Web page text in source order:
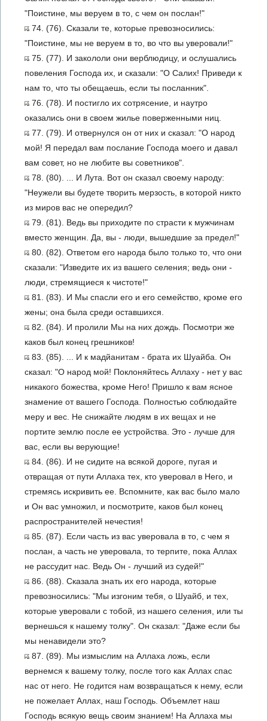
"Поистине, мы веруем в то, с чем он послан!"
74. (76). Сказали те, которые превозносились:
"Поистине, мы не веруем в то, во что вы уверовали!"
75. (77). И закололи они верблюдицу, и ослушались
повеления Господа их, и сказали: "О Салих! Приведи к
нам то, что ты обещаешь, если ты посланник".
76. (78). И постигло их сотрясение, и наутро
оказались они в своем жилье поверженными ниц.
77. (79). И отвернулся он от них и сказал: "О народ
мой! Я передал вам послание Господа моего и давал
вам совет, но не любите вы советников".
78. (80). ... И Лута. Вот он сказал своему народу:
"Неужели вы будете творить мерзость, в которой никто
из миров вас не опередил?
79. (81). Ведь вы приходите по страсти к мужчинам
вместо женщин. Да, вы - люди, вышедшие за предел!"
80. (82). Ответом его народа было только то, что они
сказали: "Изведите их из вашего селения; ведь они -
люди, стремящиеся к чистоте!"
81. (83). И Мы спасли его и его семейство, кроме его
жены; она была среди оставшихся.
82. (84). И пролили Мы на них дождь. Посмотри же
каков был конец грешников!
83. (85). ... И к мадйанитам - брата их Шуайба. Он
сказал: "О народ мой! Поклоняйтесь Аллаху - нет у вас
никакого божества, кроме Него! Пришло к вам ясное
знамение от вашего Господа. Полностью соблюдайте
меру и вес. Не снижайте людям в их вещах и не
портите землю после ее устройства. Это - лучше для
вас, если вы верующие!
84. (86). И не сидите на всякой дороге, пугая и
отвращая от пути Аллаха тех, кто уверовал в Него, и
стремясь искривить ее. Вспомните, как вас было мало
и Он вас умножил, и посмотрите, каков был конец
распространителей нечестия!
85. (87). Если часть из вас уверовала в то, с чем я
послан, а часть не уверовала, то терпите, пока Аллах
не рассудит нас. Ведь Он - лучший из судей!"
86. (88). Сказала знать их его народа, которые
превозносились: "Мы изгоним тебя, о Шуайб, и тех,
которые уверовали с тобой, из нашего селения, или ты
вернешься к нашему толку". Он сказал: "Даже если бы
мы ненавидели это?
87. (89). Мы измыслим на Аллаха ложь, если
вернемся к вашему толку, после того как Аллах спас
нас от него. Не годится нам возвращаться к нему, если
не пожелает Аллах, наш Господь. Объемлет наш
Господь всякую вещь своим знанием! На Аллаха мы